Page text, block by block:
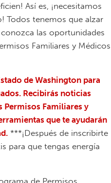
Así es, ¡necesitamos
Todos tenemos que alzar
las oportunidades
Familiares y Médicos
de Washington para
Recibirás noticias
Familiares y
que te ayudarán
. ***¡Después de inscribirte
para que tengas energía